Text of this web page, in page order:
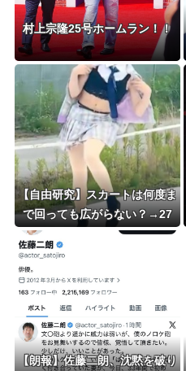
村上宗隆25号ホームラン！！
【自由研究】スカートは何度ま
で回っても広がらない？→27
0°まで可能と判明ｗｗｗｗ
【朗報】佐藤二朗、沈黙を破り